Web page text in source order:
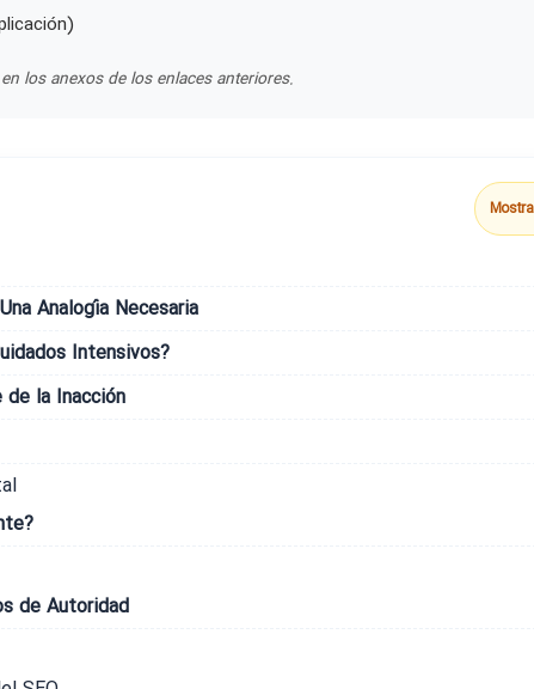
los anexos de los enlaces anteriores.
Analogía Necesaria
Intensivos?
la Inacción
de Autoridad